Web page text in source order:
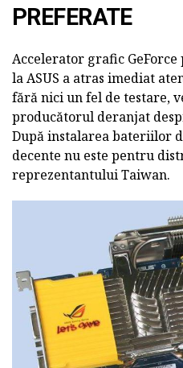
PREFERATE
Accelerator grafic GeForce
la ASUS a atras imediat
fără nici un fel de testare,
producătorul deranjat
După instalarea bateriilor
decente nu este pentru
reprezentantului Taiwan.